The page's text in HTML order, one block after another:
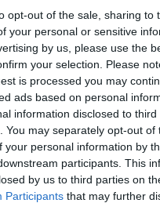
opt-out of the sale, sharing to
your personal or sensitive
by us, please use the
your selection. Please
is processed you may
ads based on personal
information disclosed to
You may separately opt-out of
your personal information by
participants. This
by us to third parties on
Participants that may further